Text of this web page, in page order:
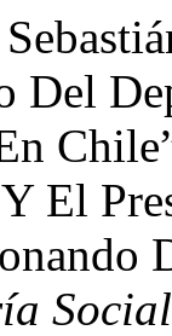
Del
El
Social